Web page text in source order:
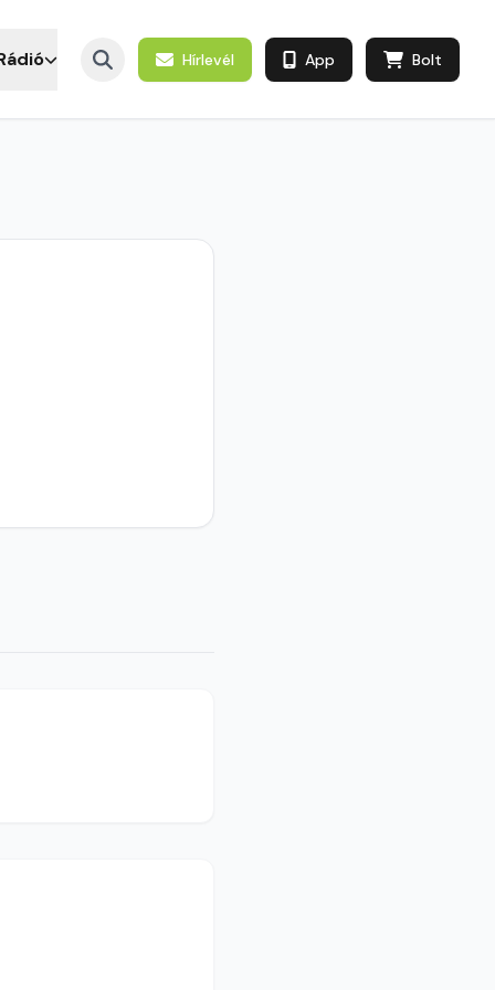
Hírlevél App Bolt